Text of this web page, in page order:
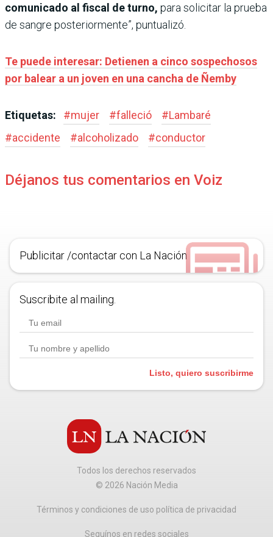
comunicado al fiscal de turno, para solicitar la prueba
de sangre posteriormente”, puntualizó.
Te puede interesar: Detienen a cinco sospechosos
por balear a un joven en una cancha de Ñemby
Etiquetas: #mujer #falleció #Lambaré
#accidente #alcoholizado #conductor
Déjanos tus comentarios en Voiz
Publicitar /contactar con La Nación
Suscribite al mailing.
Listo, quiero suscribirme
Todos los derechos reservados
© 2026 Nación Media
Términos y condiciones de uso política de privacidad
Seguínos en redes sociales